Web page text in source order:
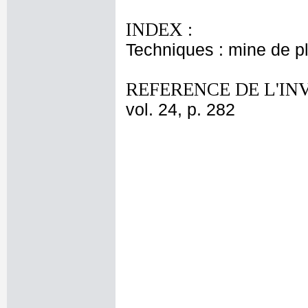
INDEX :
Techniques : mine de
REFERENCE DE
vol. 24, p. 282